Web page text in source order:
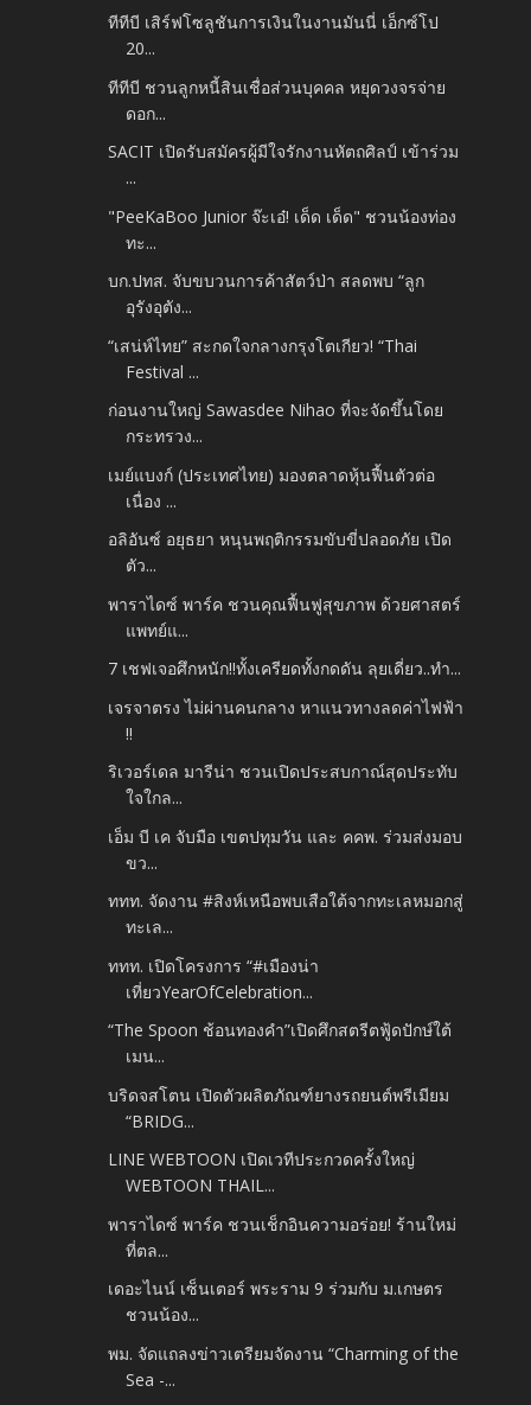
ทีทีบี เสิร์ฟโซลูชันการเงินในงานมันนี่ เอ็กซ์โป
20...
ทีทีบี ชวนลูกหนี้สินเชื่อส่วนบุคคล หยุดวงจรจ่าย
ดอก...
SACIT เปิดรับสมัครผู้มีใจรักงานหัตถศิลป์ เข้าร่วม
...
"PeeKaBoo Junior จ๊ะเอ๋! เด็ด เด็ด" ชวนน้องท่อง
ทะ...
บก.ปทส. จับขบวนการค้าสัตว์ป่า สลดพบ “ลูก
อุรังอุตัง...
“เสน่ห์ไทย” สะกดใจกลางกรุงโตเกียว! “Thai
Festival ...
ก่อนงานใหญ่ Sawasdee Nihao ที่จะจัดขึ้นโดย
กระทรวง...
เมย์แบงก์ (ประเทศไทย) มองตลาดหุ้นฟื้นตัวต่อ
เนื่อง ...
อลิอันซ์ อยุธยา หนุนพฤติกรรมขับขี่ปลอดภัย เปิด
ตัว...
พาราไดซ์ พาร์ค ชวนคุณฟื้นฟูสุขภาพ ด้วยศาสตร์
แพทย์แ...
7 เชฟเจอศึกหนัก!!ทั้งเครียดทั้งกดดัน ลุยเดี่ยว..ทำ...
เจรจาตรง ไม่ผ่านคนกลาง หาแนวทางลดค่าไฟฟ้า
!!
ริเวอร์เดล มารีน่า ชวนเปิดประสบกาณ์สุดประทับ
ใจใกล...
เอ็ม บี เค จับมือ เขตปทุมวัน และ คคพ. ร่วมส่งมอบ
ขว...
ททท. จัดงาน #สิงห์เหนือพบเสือใต้จากทะเลหมอกสู่
ทะเล...
ททท. เปิดโครงการ “#เมืองน่า
เที่ยวYearOfCelebration...
“The Spoon ช้อนทองคำ”เปิดศึกสตรีตฟู้ดปักษ์ใต้
เมน...
บริดจสโตน เปิดตัวผลิตภัณฑ์ยางรถยนต์พรีเมียม
“BRIDG...
LINE WEBTOON เปิดเวทีประกวดครั้งใหญ่
WEBTOON THAIL...
พาราไดซ์ พาร์ค ชวนเช็กอินความอร่อย! ร้านใหม่
ที่ตล...
เดอะไนน์ เซ็นเตอร์ พระราม 9 ร่วมกับ ม.เกษตร
ชวนน้อง...
พม. จัดแถลงข่าวเตรียมจัดงาน “Charming of the
Sea -...